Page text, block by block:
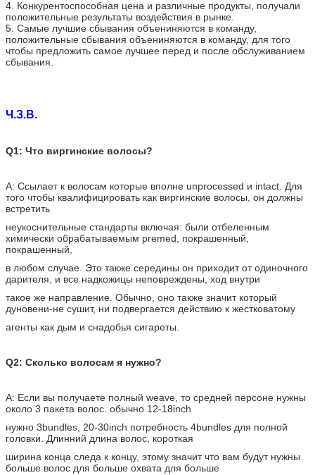
4. Конкурентоспособная цена и различные продукты, получали
положительные результаты воздействия в рынке.
5. Самые лучшие сбывания объениняются в команду,
положительные сбывания объениняются в команду, для того
чтобы предложить самое лучшее перед и после обслуживанием
сбывания.
Ч.З.В.
Q1: Что виргинские волосы?
A: Ссылает к волосам которые вполне unprocessed и intact. Для
того чтобы квалифицировать как виргинские волосы, он должны
встретить
неукоснительные стандарты включая: были отбеленным
химически обрабатываемым premed, покрашенный,
покрашенный,
в любом случае. Это также середины он приходит от одиночного
дарителя, и все надкожицы неповреждены, ход внутри
такое же направление. Обычно, оно также значит который
дуновени-не сушит, ни подвергается действию к жестковатому
агенты как дым и снадобья сигареты.
Q2: Сколько волосам я нужно?
A: Если вы получаете полный weave, то средней персоне нужны
около 3 пакета волос. обычно 12-18inch
нужно 3bundles, 20-30inch потребность 4bundles для полной
головки. Длинний длина волос, короткая
ширина конца следа к концу, этому значит что вам будут нужны
больше волос для больше охвата для больше